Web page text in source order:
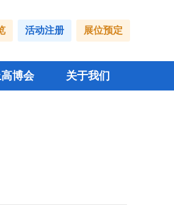
活动注册 展位预定
博会 关于我们